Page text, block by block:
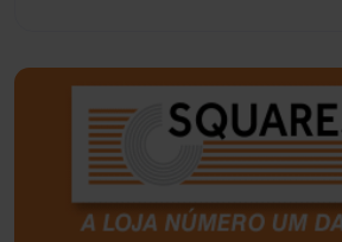
Bom Jesus da Lapa
Boquira